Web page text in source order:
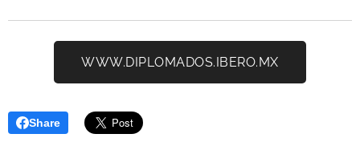
WWW.DIPLOMADOS.IBERO.MX
Share